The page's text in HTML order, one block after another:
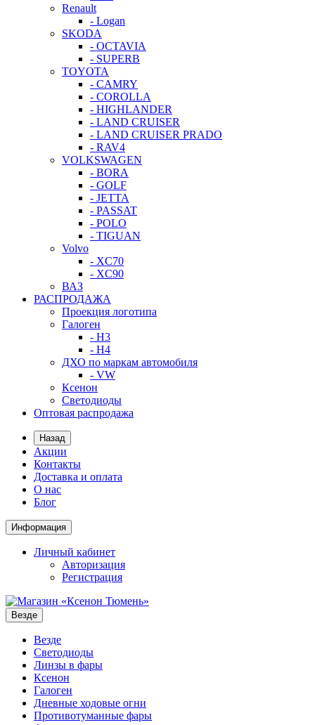
Renault
- Logan
SKODA
- OCTAVIA
- SUPERB
TOYOTA
- CAMRY
- COROLLA
- HIGHLANDER
- LAND CRUISER
- LAND CRUISER PRADO
- RAV4
VOLKSWAGEN
- BORA
- GOLF
- JETTA
- PASSAT
- POLO
- TIGUAN
Volvo
- XC70
- XC90
ВАЗ
РАСПРОДАЖА
Проекция логотипа
Галоген
- H3
- H4
ДХО по маркам автомобиля
- VW
Ксенон
Светодиоды
Оптовая распродажа
Назад
Акции
Контакты
Доставка и оплата
О нас
Блог
Информация
Личный кабинет
Авторизация
Регистрация
Везде
Везде
Светодиоды
Линзы в фары
Ксенон
Галоген
Дневные ходовые огни
Противотуманные фары